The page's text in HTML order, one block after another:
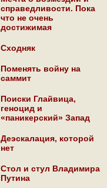
справедливости. Пока
что не очень
достижимая
Сходняк
Поменять войну на
саммит
Поиски Глайвица,
геноцид и
«паникерский» Запад
Деэскалация, которой
нет
Стол и стул Владимира
Путина